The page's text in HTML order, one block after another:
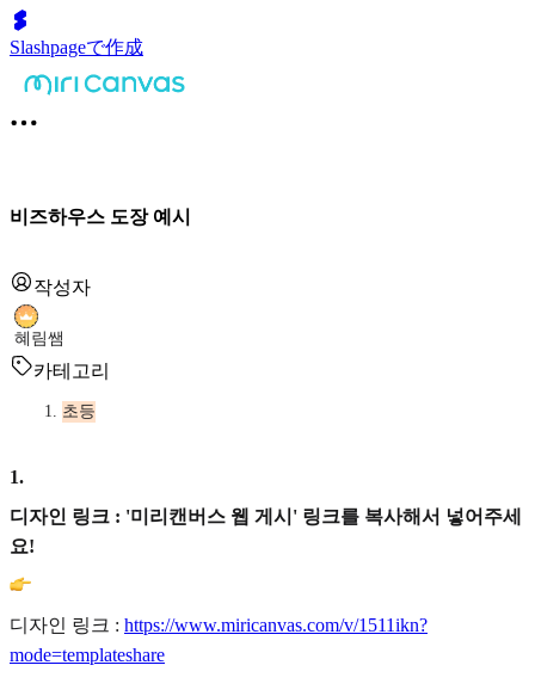
Slashpageで作成
비즈하우스 도장 예시
작성자
혜림쌤
카테고리
초등
1.
디자인 링크 : '미리캔버스 웹 게시' 링크를 복사해서 넣어주세
요!
디자인 링크 : https://www.miricanvas.com/v/1511ikn?
mode=templateshare